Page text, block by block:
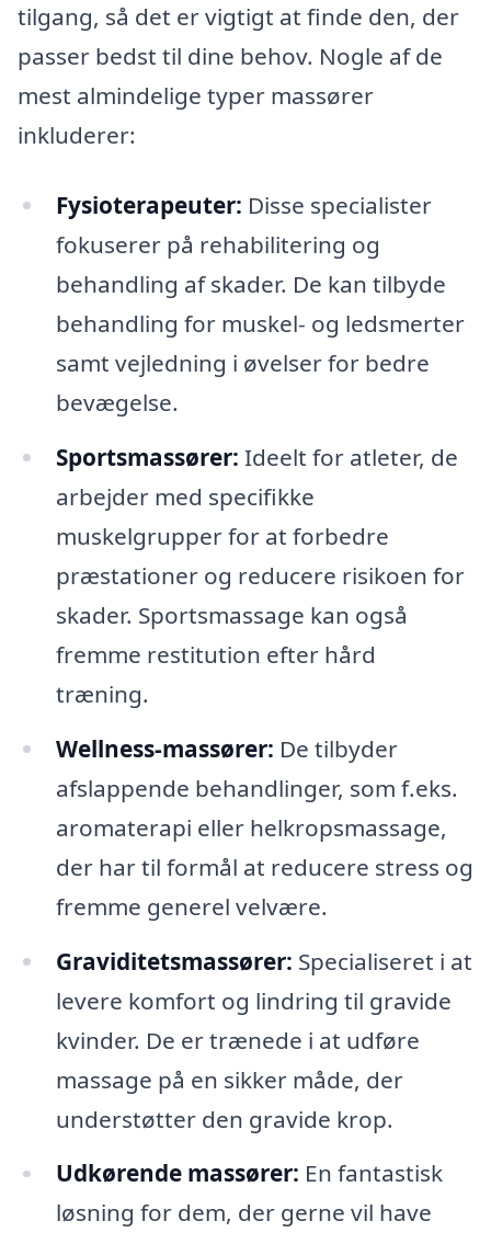
tilgang, så det er vigtigt at finde den, der
passer bedst til dine behov. Nogle af de
mest almindelige typer massører
inkluderer:
Fysioterapeuter: Disse specialister
fokuserer på rehabilitering og
behandling af skader. De kan tilbyde
behandling for muskel- og ledsmerter
samt vejledning i øvelser for bedre
bevægelse.
Sportsmassører: Ideelt for atleter, de
arbejder med specifikke
muskelgrupper for at forbedre
præstationer og reducere risikoen for
skader. Sportsmassage kan også
fremme restitution efter hård
træning.
Wellness-massører: De tilbyder
afslappende behandlinger, som f.eks.
aromaterapi eller helkropsmassage,
der har til formål at reducere stress og
fremme generel velvære.
Graviditetsmassører: Specialiseret i at
levere komfort og lindring til gravide
kvinder. De er trænede i at udføre
massage på en sikker måde, der
understøtter den gravide krop.
Udkørende massører: En fantastisk
løsning for dem, der gerne vil have